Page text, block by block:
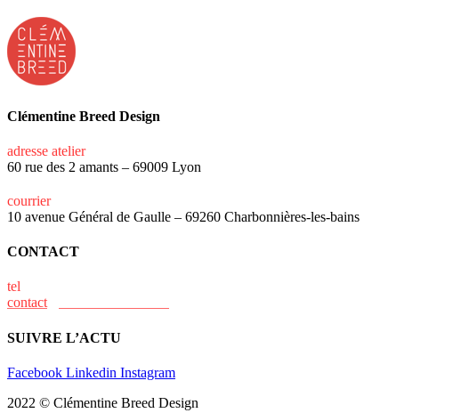
Clémentine Breed Design
adresse atelier
60 rue des 2 amants – 69009 Lyon
courrier
10 avenue Général de Gaulle – 69260 Charbonnières-les-bains
CONTACT
tel
contact
SUIVRE L’ACTU
Facebook Linkedin Instagram
2022 © Clémentine Breed Design